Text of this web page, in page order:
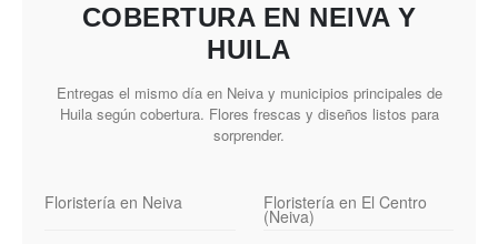
COBERTURA EN NEIVA Y
HUILA
Entregas el mismo día en Neiva y municipios principales de
Huila según cobertura. Flores frescas y diseños listos para
sorprender.
Floristería en Neiva Floristería en El Centro
(Neiva)